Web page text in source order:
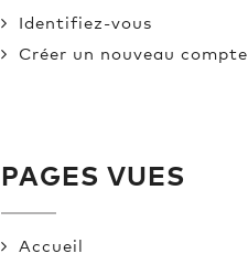
Identifiez-vous
Créer un nouveau compte
PAGES VUES
Accueil